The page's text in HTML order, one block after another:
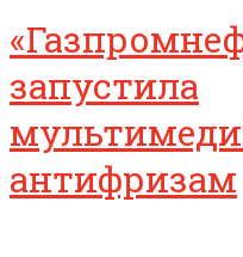
запустила
антифризам